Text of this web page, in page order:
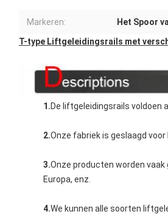
Markeren: Het Spoor
T-type Liftgeleidingsrails met
1.De liftgeleidingsrails voldoen
2.Onze fabriek is geslaagd voor
3.Onze producten worden
Europa, enz.
4.We kunnen alle soorten